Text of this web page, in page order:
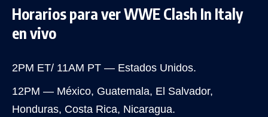
Horarios para ver WWE Clash In Italy
en vivo
2PM ET/ 11AM PT — Estados Unidos.
12PM — México, Guatemala, El Salvador,
Honduras, Costa Rica, Nicaragua.